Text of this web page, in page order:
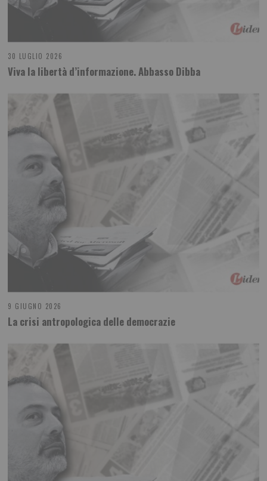
30 LUGLIO 2026
Viva la libertà d’informazione. Abbasso Dibba
9 GIUGNO 2026
La crisi antropologica delle democrazie